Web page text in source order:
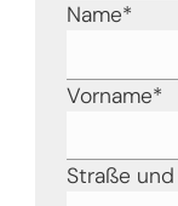
Name*
Vorname*
Straße und